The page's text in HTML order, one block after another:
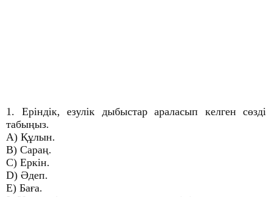
1. Еріндік, езулік дыбыстар араласып келген сөзді
табыңыз.
A) Құлын.
B) Сараң.
C) Еркін.
D) Әдеп.
E) Баға.